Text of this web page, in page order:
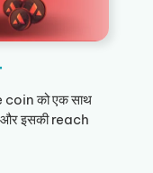
को एक साथ
इसकी reach